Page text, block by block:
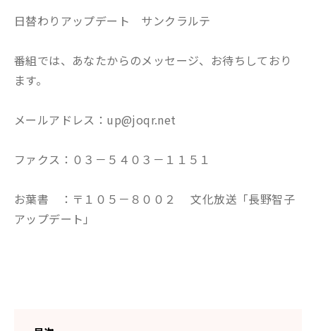
日替わりアップデート サンクラルテ
番組では、あなたからのメッセージ、お待ちしており
ます。
メールアドレス：up@joqr.net
ファクス：０３－５４０３－１１５１
お葉書 ：〒１０５－８００２ 文化放送「長野智子
アップデート」